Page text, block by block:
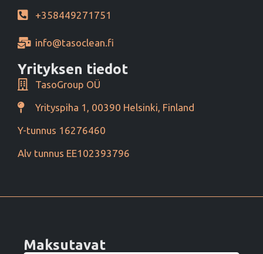
+358449271751
info@tasoclean.fi
Yrityksen tiedot
TasoGroup OÜ
Yrityspiha 1, 00390 Helsinki, Finland
Y-tunnus 16276460
Alv tunnus EE102393796
Maksutavat